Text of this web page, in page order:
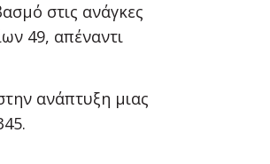
στις ανάγκες
49, απέναντι
ανάπτυξη μιας